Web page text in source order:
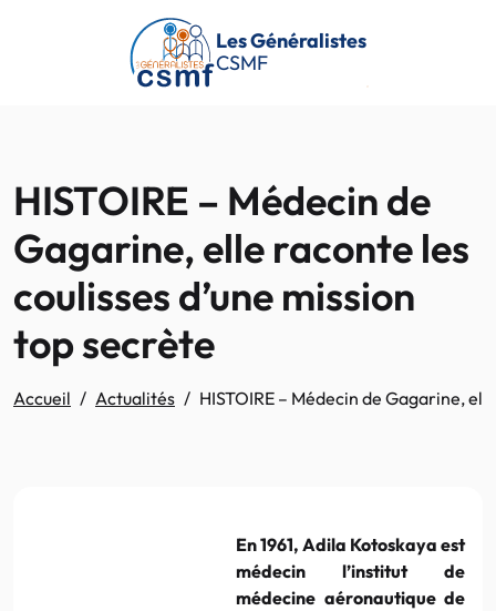
Passer au contenu principal
Les Généralistes
CSMF
HISTOIRE – Médecin de
Gagarine, elle raconte les
coulisses d’une mission
top secrète
Accueil Actualités HISTOIRE – Médecin de Gagarine,
En 1961, Adila Kotoskaya est
médecin l’institut de
médecine aéronautique de